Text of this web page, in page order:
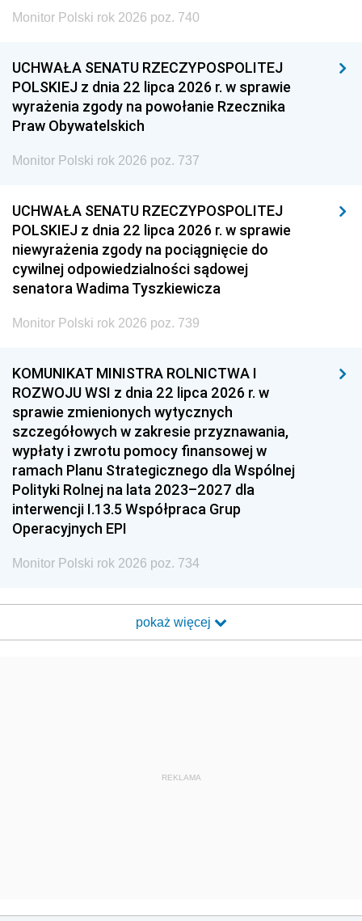
Monitor Polski rok 2026 poz. 740
UCHWAŁA SENATU RZECZYPOSPOLITEJ
POLSKIEJ z dnia 22 lipca 2026 r. w sprawie
wyrażenia zgody na powołanie Rzecznika
Praw Obywatelskich
Monitor Polski rok 2026 poz. 737
UCHWAŁA SENATU RZECZYPOSPOLITEJ
POLSKIEJ z dnia 22 lipca 2026 r. w sprawie
niewyrażenia zgody na pociągnięcie do
cywilnej odpowiedzialności sądowej
senatora Wadima Tyszkiewicza
Monitor Polski rok 2026 poz. 739
KOMUNIKAT MINISTRA ROLNICTWA I
ROZWOJU WSI z dnia 22 lipca 2026 r. w
sprawie zmienionych wytycznych
szczegółowych w zakresie przyznawania,
wypłaty i zwrotu pomocy finansowej w
ramach Planu Strategicznego dla Wspólnej
Polityki Rolnej na lata 2023–2027 dla
interwencji I.13.5 Współpraca Grup
Operacyjnych EPI
Monitor Polski rok 2026 poz. 734
pokaż więcej
REKLAMA